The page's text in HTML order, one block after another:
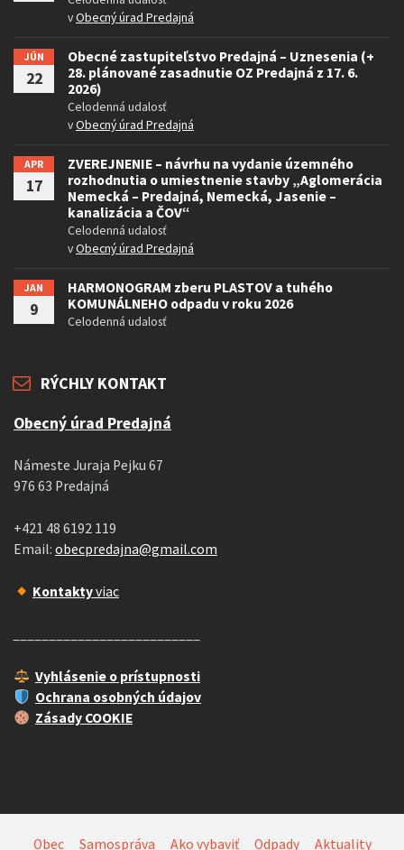
vObecný úrad Predajná
JÚN
22
Obecné zastupiteľstvo Predajná – Uznesenia (+
28. plánované zasadnutie OZ Predajná z 17. 6.
2026)
Celodenná udalosť
vObecný úrad Predajná
APR
17
ZVEREJNENIE – návrhu na vydanie územného
rozhodnutia o umiestnenie stavby „Aglomerácia
Nemecká – Predajná, Nemecká, Jasenie –
kanalizácia a ČOV“
Celodenná udalosť
vObecný úrad Predajná
JAN
9
HARMONOGRAM zberu PLASTOV a tuhého
KOMUNÁLNEHO odpadu v roku 2026
Celodenná udalosť
RÝCHLY KONTAKT
Obecný úrad Predajná
Námeste Juraja Pejku 67
976 63 Predajná
+421 48 6192 119
Email: obecpredajna@gmail.com
Kontaktyviac
Vyhlásenie o prístupnosti
Ochrana osobných údajov
Zásady COOKIE
Obec Samospráva Ako vybaviť Odpady Aktuality